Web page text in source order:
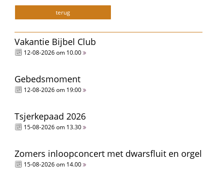
terug
Vakantie Bijbel Club
12-08-2026 om 10.00
Gebedsmoment
12-08-2026 om 19:00
Tsjerkepaad 2026
15-08-2026 om 13.30
Zomers inloopconcert met dwarsfluit en orgel
15-08-2026 om 14.00